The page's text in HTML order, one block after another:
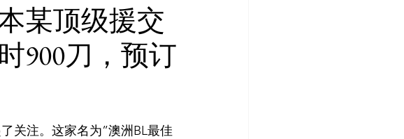
AI 工具 AI 新闻 AI 工具
某顶级援交
900刀，预订
关注。这家名为”澳洲BL最佳